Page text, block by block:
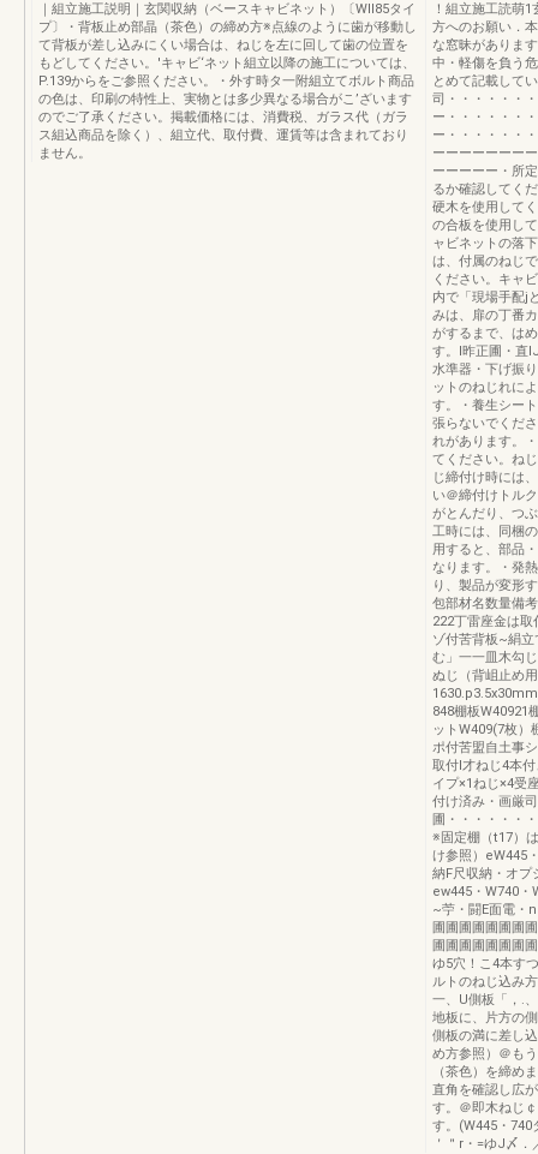
｜組立施工説明｜玄関収納（ベースキャビネット）〔Wll85タイ
プ〕・背板止め部晶（茶色）の締め方※点線のように歯が移動し
て背板が差し込みにくい場合は、ねじを左に回して歯の位置を
もどしてください。'キャビ‘ネット組立以降の施工については、
P.139からをご参照ください。・外す時タ一附組立てボルト商品
の色は、印刷の特性上、実物とは多少異なる場合がこ’ざいます
のでご了承ください。掲載価格には、消費税、ガラス代（ガラ
ス組込商品を除く）、組立代、取付費、運賃等は含まれており
ません。
！組立施工読萌
方へのお願い．
な窓昧がありま
中・軽傷を負う
とめて記載して
司・・・・・・
ー・・・・・・
ー・・・・・・
ーーーーーーー
ーーーーー・所
るか確認してく
硬木を使用して
の合板を使用し
ャビネットの落
は、付属のねじ
ください。キャ
内で「現場手配j
みは、扉の丁番
がするまで、は
す。I昨正圃・直
水準器・下げ振
ットのねじれに
す。・養生シー
張らないでくだ
れがあります。
てください。ね
じ締付け時には
い＠締付けトル
がとんだり、つ
工時には、同梱
用すると、部品
なります。・発
り、製品が変形
包部材名数量備
222丁雷座金は
ゾ付苦背板~絹
む」一一皿木勾
ぬじ（背岨止め
848棚板W40921
ットW409(7枚）
ポ付苦盟自土事
取付l才ねじ4本
イプ×1ねじ×4受
付け済み・画厳
圃・・・・・・
※固定棚（t17）
け参照）eW445
納F尺収納・オプ
ew445・W740・
~苧・闘E面電・
圃圃圃圃圃圃圃
圃圃圃圃圃圃圃
ゆ5穴！こ4本す
ルトのねじ込み
一、U側板「，.
地板に、片方の
側板の満に差し
め方参照）＠も
（茶色）を締め
直角を確認し広
す。＠即木ねじ
す。(W445・740
＇＂r・=ゆJ〆